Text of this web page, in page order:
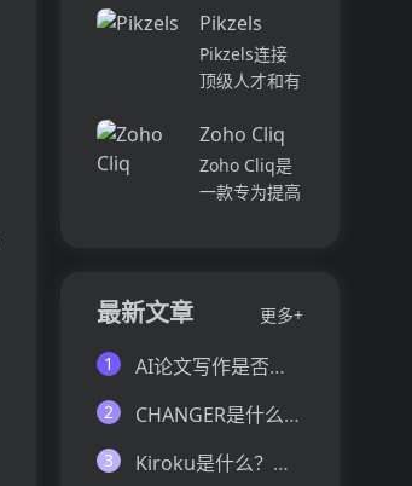
模型（...
档和文件、整
理研究材料、
组织内容库，
并将所有文件
和内容集中在
工参与度分析
平台。它可以
深入分析公司
队和岗位的参
与度,帮助管
理者明确团队
互动症结所
Pikzels
Pikzels连接
顶级人才和有
我们促进协
作，释放创意
卓越。加入我
量，释放你的
Pi...
Zoho Cliq
Zoho Cliq是
一款专为提高
团队成员、对
话和工作流集
中在一个地
方,实现无缝
连接。主要功
能包括:组
最新文章 更多+
1 AI论文写作是否靠谱？这6款论文AI写作神器真的可以让你效率翻倍
2 CHANGER是什么？一文让你看懂CHANGER的技术原理、主要功能、应用场景
3 Kiroku是什么？一文让你看懂Kiroku的技术原理、主要功能、应用场景